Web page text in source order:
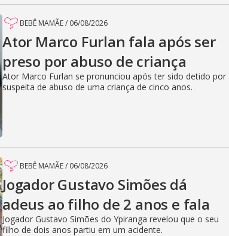
BEBÊ MAMÃE/ 06/08/2026
Ator Marco Furlan fala após ser
preso por abuso de criança
Ator Marco Furlan se pronunciou após ter sido detido por
suspeita de abuso de uma criança de cinco anos.
BEBÊ MAMÃE/ 06/08/2026
Jogador Gustavo Simões dá
adeus ao filho de 2 anos e fala
Jogador Gustavo Simões do Ypiranga revelou que o seu
filho de dois anos partiu em um acidente.